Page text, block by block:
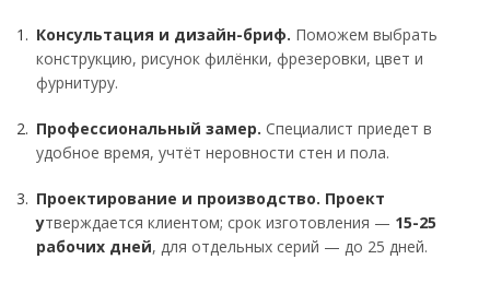
Консультация и дизайн-бриф. Поможем выбрать
конструкцию, рисунок филёнки, фрезеровки, цвет и
фурнитуру.
Профессиональный замер. Специалист приедет в
удобное время, учтёт неровности стен и пола.
Проектирование и производство. Проект
утверждается клиентом; срок изготовления — 15-25
рабочих дней, для отдельных серий — до 25 дней.